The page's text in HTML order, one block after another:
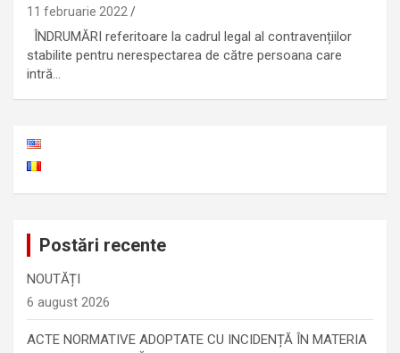
11 februarie 2022
ÎNDRUMĂRI referitoare la cadrul legal al contravențiilor
stabilite pentru nerespectarea de către persoana care
intră…
Postări recente
NOUTĂȚI
6 august 2026
ACTE NORMATIVE ADOPTATE CU INCIDENȚĂ ÎN MATERIA